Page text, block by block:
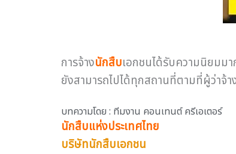
การจ้างนักสืบเอกชนได้รับความนิยมม
ยังสามารถไปได้ทุกสถานที่ตามที่ผู้ว่าจ้
บทความโดย : ทีมงาน คอนเทนต์ ครีเอเตอร์
นักสืบแห่งประเทศไทย
บริษัทนักสืบเอกชน